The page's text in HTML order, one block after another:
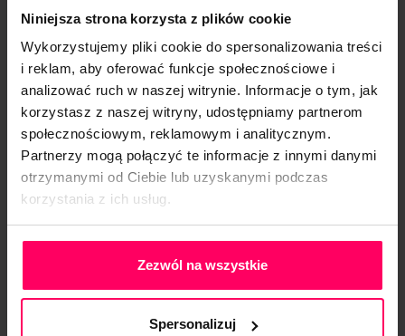
Niniejsza strona korzysta z plików cookie
Wykorzystujemy pliki cookie do spersonalizowania treści
i reklam, aby oferować funkcje społecznościowe i
analizować ruch w naszej witrynie. Informacje o tym, jak
korzystasz z naszej witryny, udostępniamy partnerom
społecznościowym, reklamowym i analitycznym.
Partnerzy mogą połączyć te informacje z innymi danymi
otrzymanymi od Ciebie lub uzyskanymi podczas
korzystania z ich usług.
Polityka Prywatności
Zezwól na wszystkie
Spersonalizuj
DOWIEDZ SIĘ WIĘCEJ